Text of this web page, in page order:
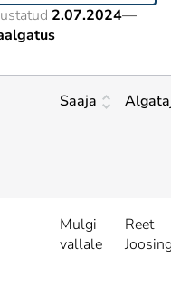
2.07.2024—
Saaja
Mulgi
vallale
Reet